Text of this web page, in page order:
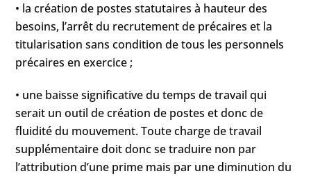
• la création de postes statutaires à hauteur des
besoins, l’arrêt du recrutement de précaires et la
titularisation sans condition de tous les personnels
précaires en exercice ;
• une baisse significative du temps de travail qui
serait un outil de création de postes et donc de
fluidité du mouvement. Toute charge de travail
supplémentaire doit donc se traduire non par
l’attribution d’une prime mais par une diminution du